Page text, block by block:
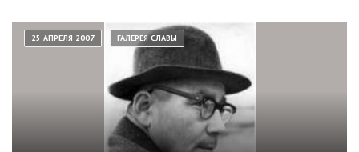
25 АПРЕЛЯ 2007 ГАЛЕРЕЯ СЛАВЫ